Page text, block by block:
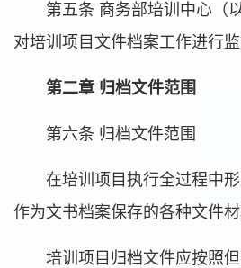
第五条 商务部培训中心（
对培训项目文件档案工作进行监
第二章 归档文件范围
第六条 归档文件范围
在培训项目执行全过程中
作为文书档案保存的各种文件材
培训项目归档文件应按照